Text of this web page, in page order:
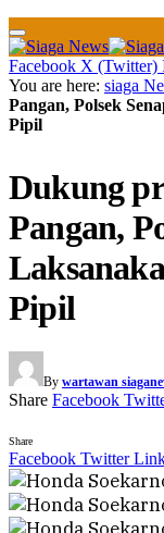
Facebook X (Twitter)
You are here: siaga
Pangan, Polsek
Pipil
Dukung
Pangan,
Pipil
By wartawan
Share Facebook
Share
Facebook Twitter